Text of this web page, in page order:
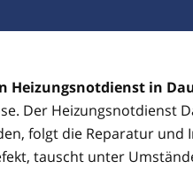
Heizungsnotdienst in
Der Heizungsnotdienst
folgt die Reparatur
tauscht unter